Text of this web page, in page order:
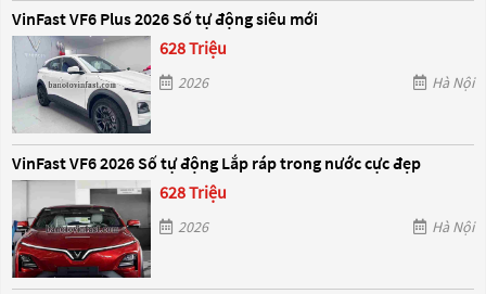
VinFast VF6 Plus 2026 Số tự động siêu mới
628 Triệu
2026 Hà Nội
VinFast VF6 2026 Số tự động Lắp ráp trong nước cực đẹp
628 Triệu
2026 Hà Nội